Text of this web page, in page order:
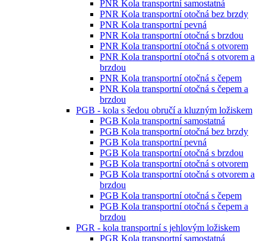
PNR Kola transportní samostatná
PNR Kola transportní otočná bez brzdy
PNR Kola transportní pevná
PNR Kola transportní otočná s brzdou
PNR Kola transportní otočná s otvorem
PNR Kola transportní otočná s otvorem a
brzdou
PNR Kola transportní otočná s čepem
PNR Kola transportní otočná s čepem a
brzdou
PGB - kola s šedou obručí a kluzným ložiskem
PGB Kola transportní samostatná
PGB Kola transportní otočná bez brzdy
PGB Kola transportní pevná
PGB Kola transportní otočná s brzdou
PGB Kola transportní otočná s otvorem
PGB Kola transportní otočná s otvorem a
brzdou
PGB Kola transportní otočná s čepem
PGB Kola transportní otočná s čepem a
brzdou
PGR - kola transportní s jehlovým ložiskem
PGR Kola transportní samostatná